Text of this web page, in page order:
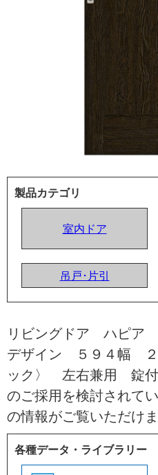
製品カテゴリ
室内ドア
吊戸･片引
リビングドア ハピ
デザイン ５９４幅
ック〉 左右兼用 錠
のご採用を検討されて
の情報がご覧いただけ
各種データ・ライブラリー